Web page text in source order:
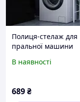
Полиця-стелаж для
пральної машини
В наявності
689₴